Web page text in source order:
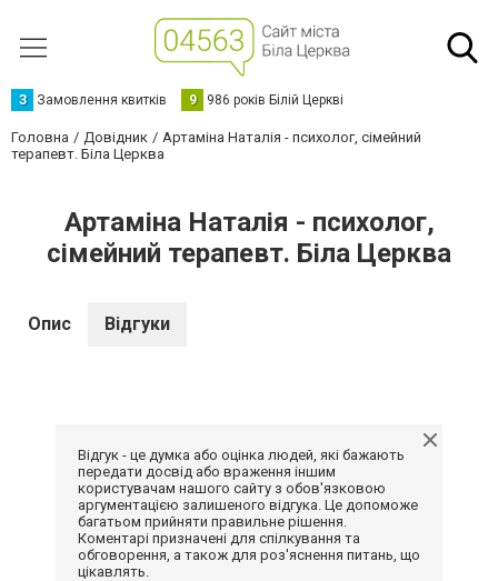
З Замовлення квитків 9 986 років Білій Церкві
Головна Довідник
Артаміна Наталія - психолог, сімейний
терапевт. Біла Церква
Артаміна Наталія - психолог,
сімейний терапевт. Біла Церква
Опис Відгуки
Відгук - це думка або оцінка людей, які бажають
передати досвід або враження іншим
користувачам нашого сайту з обов'язковою
аргументацією залишеного відгука. Це допоможе
багатьом прийняти правильне рішення.
Коментарі призначені для спілкування та
обговорення, а також для роз'яснення питань, що
цікавлять.